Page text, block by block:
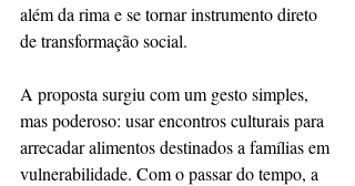
além da rima e se tornar instrumento direto
de transformação social.
A proposta surgiu com um gesto simples,
mas poderoso: usar encontros culturais para
arrecadar alimentos destinados a famílias em
vulnerabilidade. Com o passar do tempo, a